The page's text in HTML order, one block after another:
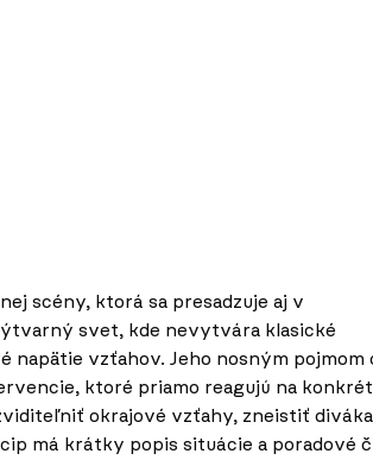
scény, ktorá sa presadzuje aj v
svet, kde nevytvára klasické
vzťahov. Jeho nosným pojmom
ktoré priamo reagujú na
okrajové vzťahy, zneistiť
má krátky popis situácie a poradové